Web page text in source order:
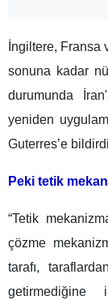
İngiltere,
sonuna kadar
durumunda
yeniden
Guterres’e
Peki tetik
“Tetik
çözme
tarafı,
getirmediğine